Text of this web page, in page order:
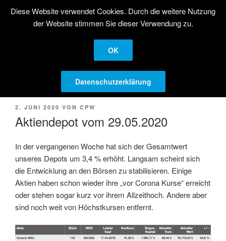
InhaltSTRATEGISCHE
AKTIENANLAGE
Langfristige Kapitalanlage in Aktien
Menü
VERÖFFENTLICHT
2. JUNI 2020 VON CPW
Aktiendepot vom 29.05.2020
In der vergangenen Woche hat sich der Gesamtwert
unseres Depots um 3,4 % erhöht. Langsam scheint sich
die Entwicklung an den Börsen zu stabilisieren. Einige
Aktien haben schon wieder ihre „vor Corona Kurse“ erreicht
oder stehen sogar kurz vor ihrem Allzeithoch. Andere aber
sind noch weit von Höchstkursen entfernt.
Diese Website verwendet Cookies. Durch die weitere Nutzung
der Website stimmen Sie dieser Verwendung zu.
OK
Datenschutzerklärung